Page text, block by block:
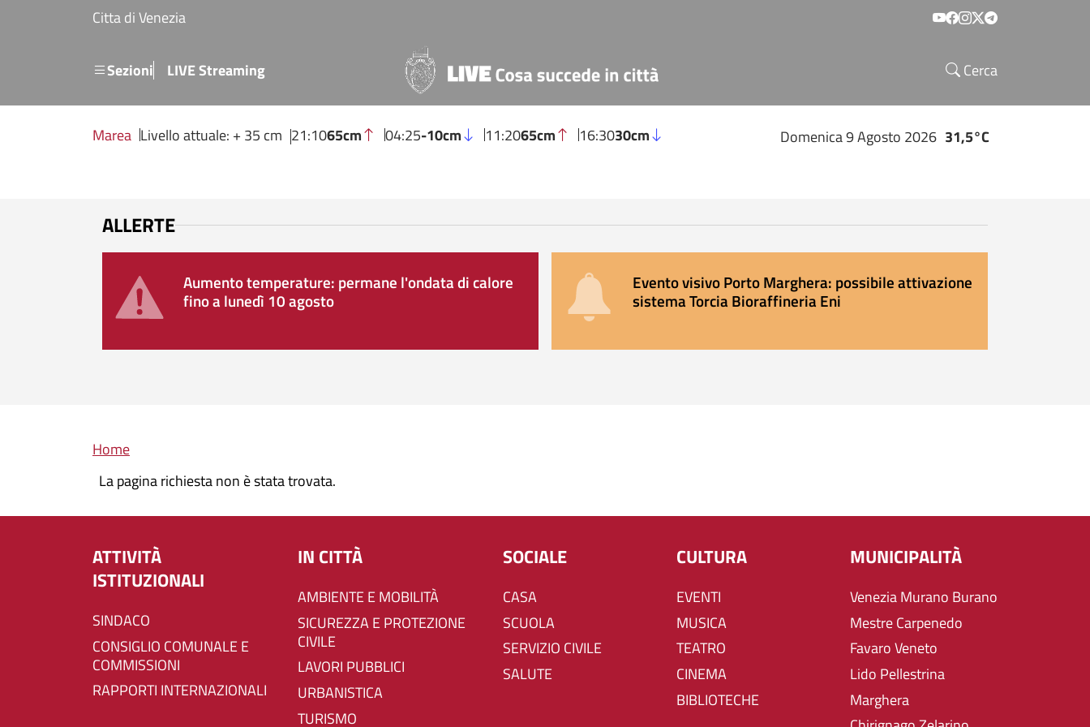
Salta al contenuto principale
Citta di Venezia Social menu
SezioniMenu secondario
LIVE Streaming Cerca
Marea Livello attuale: + 35 cm 21:1065cm 04:25-10cm 11:2065cm 16:3030cm Domenica 9 Agosto 2026 31,5°C
ALLERTE
Aumento temperature: permane l'ondata di calore
fino a lunedì 10 agosto
Evento visivo Porto Marghera: possibile attivazione
sistema Torcia Bioraffineria Eni
Briciole di pane
Home
La pagina richiesta non è stata trovata.
ATTIVITÀ
ISTITUZIONALI
SINDACO
CONSIGLIO COMUNALE E
COMMISSIONI
RAPPORTI INTERNAZIONALI
IN CITTÀ
AMBIENTE E MOBILITÀ
SICUREZZA E PROTEZIONE
CIVILE
LAVORI PUBBLICI
URBANISTICA
TURISMO
SOCIALE
CASA
SCUOLA
SERVIZIO CIVILE
SALUTE
CULTURA
EVENTI
MUSICA
TEATRO
CINEMA
BIBLIOTECHE
MUNICIPALITÀ
Venezia Murano Burano
Mestre Carpenedo
Favaro Veneto
Lido Pellestrina
Marghera